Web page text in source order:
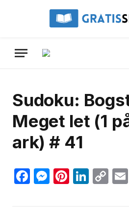
Sudoku:
Meget let (1
ark) # 41
Facebook
Messenger
Pinterest